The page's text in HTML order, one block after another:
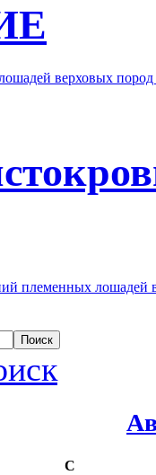
верховых
лошадей
С